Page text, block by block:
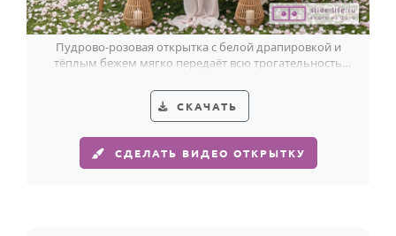
Пудрово-розовая открытка с белой драпировкой и
тёплым бежем мягко передаёт всю трогательность
СКАЧАТЬ
СДЕЛАТЬ ВИДЕО ОТКРЫТКУ